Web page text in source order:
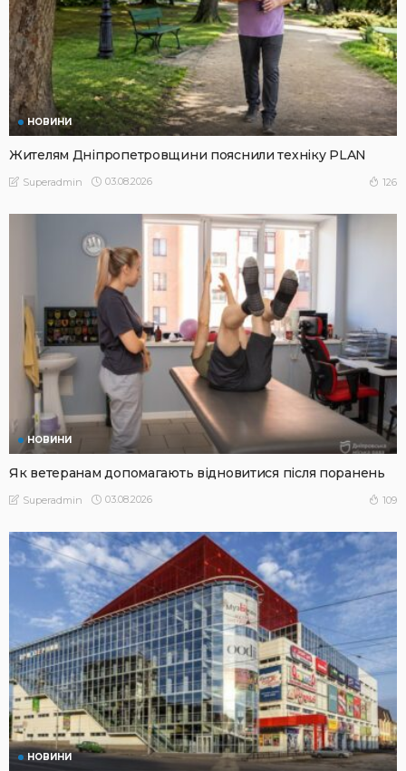
НОВИНИ
Жителям Дніпропетровщини пояснили техніку PLAN
Superadmin 03.08.2026 126
НОВИНИ
Як ветеранам допомагають відновитися після поранень
Superadmin 03.08.2026 109
НОВИНИ